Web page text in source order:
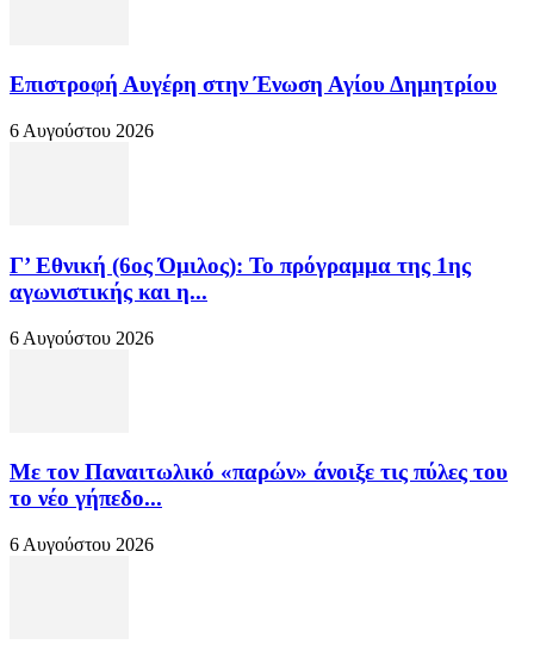
Επιστροφή Αυγέρη στην Ένωση Αγίου Δημητρίου
6 Αυγούστου 2026
Γ’ Εθνική (6ος Όμιλος): Το πρόγραμμα της 1ης
αγωνιστικής και η...
6 Αυγούστου 2026
Με τον Παναιτωλικό «παρών» άνοιξε τις πύλες του
το νέο γήπεδο...
6 Αυγούστου 2026